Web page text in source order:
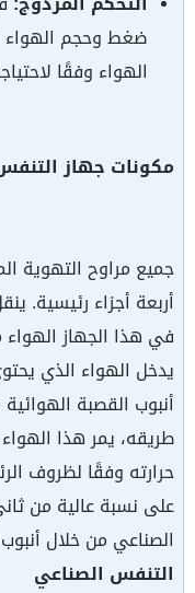
ضغط وحجم الهواء
الهواء وفقًا
مكونات جهاز
جميع مراوح التهوية
أربعة أجزاء رئيسية.
في هذا الجهاز الهواء
يدخل الهواء الذي
أنبوب القصبة
طريقه، يمر هذا
حرارته وفقًا لظروف
على نسبة عالية من
الصناعي من خلال
التنفس الصناعي